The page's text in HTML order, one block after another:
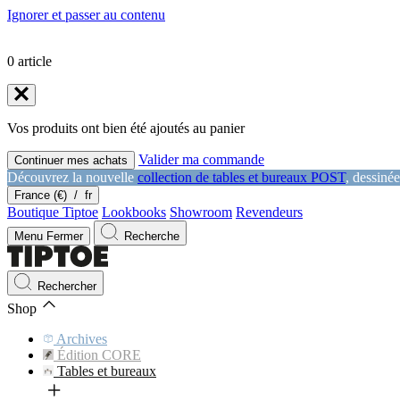
Ignorer et passer au contenu
0 article
Vos produits ont bien été ajoutés au panier
Continuer mes achats
Valider ma commande
Découvrez la nouvelle collection de tables et bureaux POST,
France (€) / fr
Boutique Tiptoe Lookbooks Showroom Revendeurs
Menu Fermer Recherche
Rechercher
Shop
Archives
Édition CORE
Tables et bureaux